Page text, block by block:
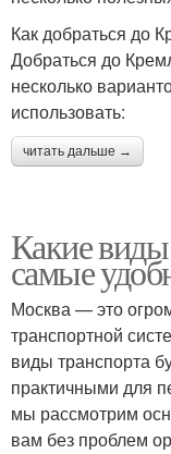
Как добраться до
Добраться до
несколько
использовать:
читать дальше →
Какие
самые
Москва — это
транспортной
виды транспорта
практичными для
мы рассмотрим
вам без проблем